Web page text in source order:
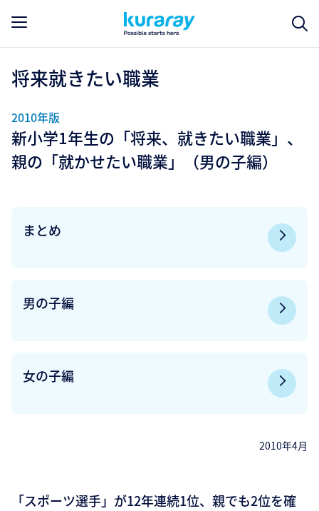
将来就きたい職業
2010年版
新小学1年生の「将来、就きたい職業」、
親の「就かせたい職業」（男の子編）
まとめ
男の子編
女の子編
2010年4月
「スポーツ選手」が12年連続1位、親でも2位を確